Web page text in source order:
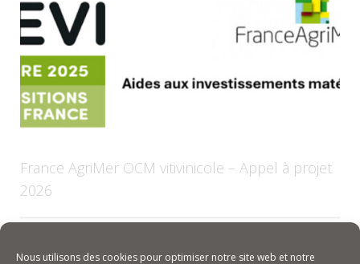
Nous utilisons des cookies pour optimiser notre site web et notre
France AgriMer OCM vitivinicole – Appel à projet
2026